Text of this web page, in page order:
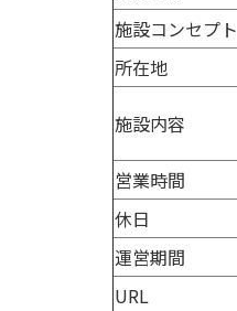
施設コンセプト
所在地
施設内容
営業時間
休日
運営期間
URL